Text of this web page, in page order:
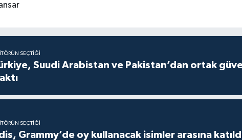
SEÇTIĞI
Suudi Arabistan ve Pakistan’dan ortak
SEÇTIĞI
Grammy’de oy kullanacak isimler arasına